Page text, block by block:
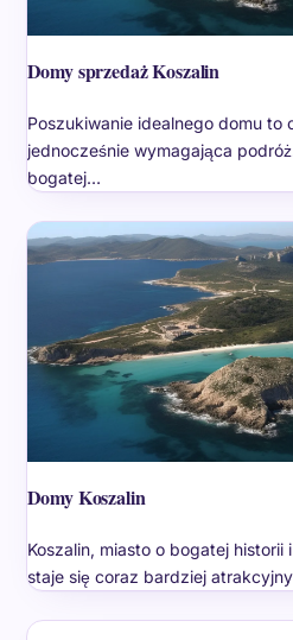
Domy sprzedaż Koszalin
Poszukiwanie idealnego domu to
jednocześnie wymagająca
bogatej…
Domy Koszalin
Koszalin, miasto o bogatej
staje się coraz bardziej